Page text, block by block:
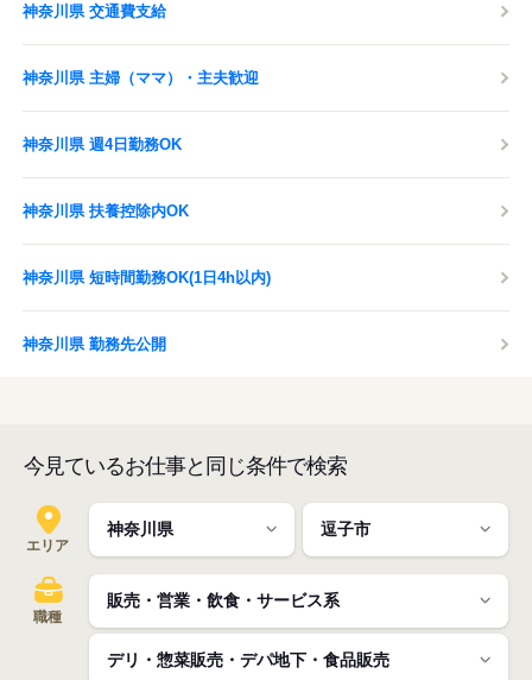
神奈川県 交通費支給
神奈川県 主婦（ママ）・主夫歓迎
神奈川県 週4日勤務OK
神奈川県 扶養控除内OK
神奈川県 短時間勤務OK(1日4h以内)
神奈川県 勤務先公開
今見ているお仕事と同じ条件で検索
エリア
職種